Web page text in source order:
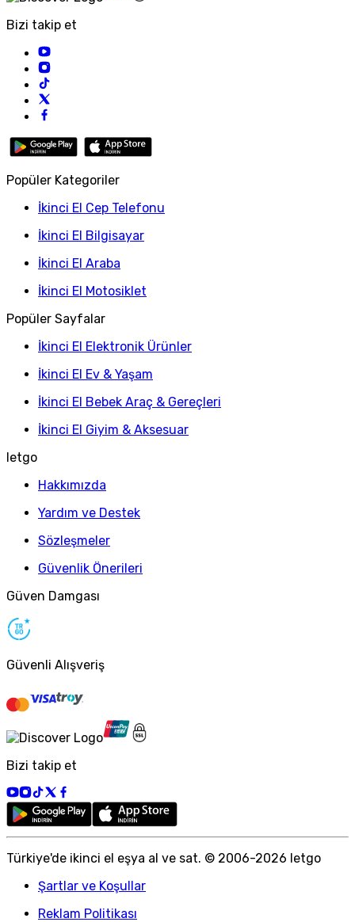
Bizi takip et
Popüler Kategoriler
İkinci El Cep Telefonu
İkinci El Bilgisayar
İkinci El Araba
İkinci El Motosiklet
Popüler Sayfalar
İkinci El Elektronik Ürünler
İkinci El Ev & Yaşam
İkinci El Bebek Araç & Gereçleri
İkinci El Giyim & Aksesuar
letgo
Hakkımızda
Yardım ve Destek
Sözleşmeler
Güvenlik Önerileri
Güven Damgası
Güvenli Alışveriş
Bizi takip et
Türkiye'de ikinci el eşya al ve sat. © 2006-2026 letgo
Şartlar ve Koşullar
Reklam Politikası